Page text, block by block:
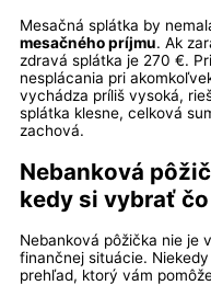
Mesačná splátka by
mesačného príjmu. Ak
zdravá splátka je 270 €.
nesplácania pri
vychádza príliš vysoká,
splátka klesne, celková
zachová.
Nebanková
kedy si vybrať čo
Nebanková pôžička nie je
finančnej situácie.
prehľad, ktorý vám